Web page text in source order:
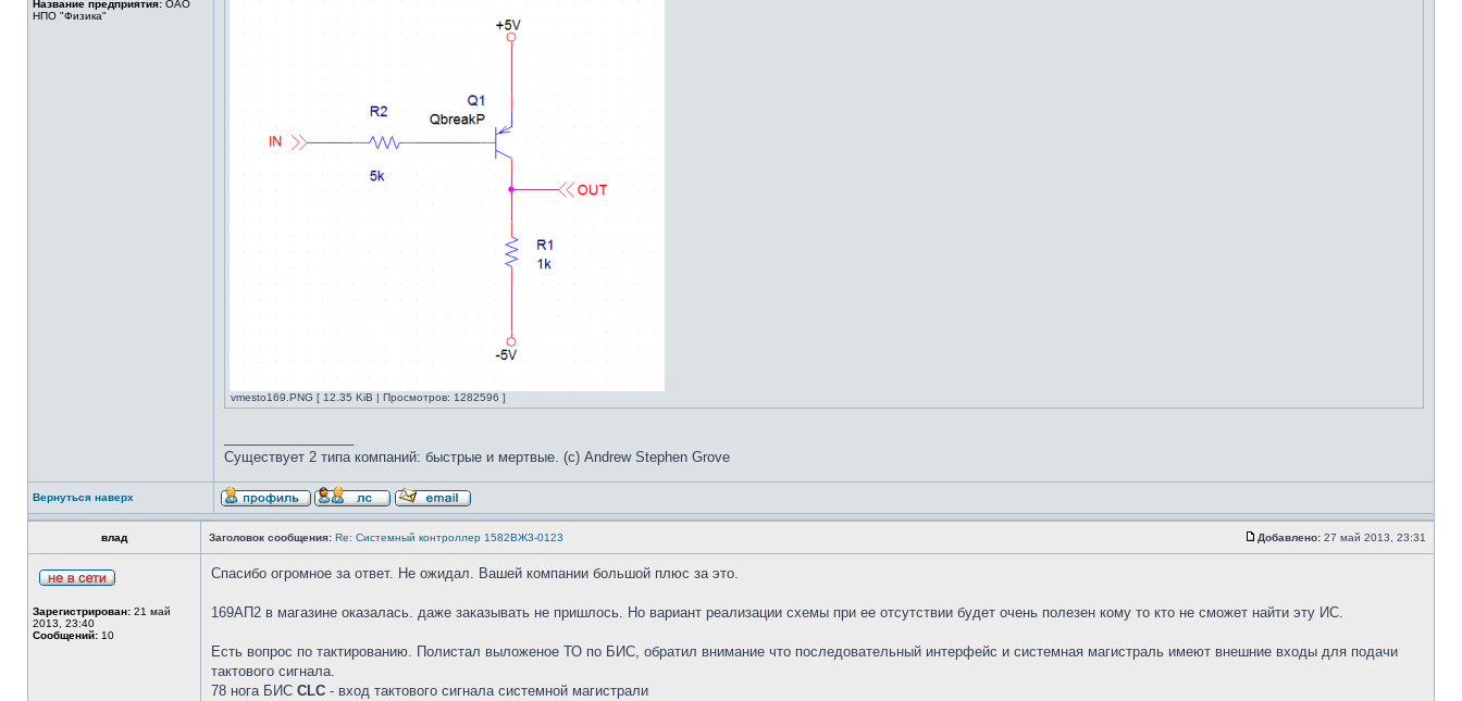
Название предприятия: ОАО
НПО "Физика"
vmesto169.PNG [ 12.35 KiB | Просмотров: 1282596 ]
Существует 2 типа компаний: быстрые и мертвые. (с) Andrew Stephen Grove
Вернуться наверх
влад Заголовок сообщения: Re: Системный контроллер 1582ВЖ3-0123 Добавлено: 27 май 2013, 23:31
Зарегистрирован: 21 май
2013, 23:40
Сообщений: 10
Спасибо огромное за ответ. Не ожидал. Вашей компании большой плюс за это.
169АП2 в магазине оказалась. даже заказывать не пришлось. Но вариант реализации схемы при ее отсутствии будет очень полезен кому то кто не сможет найти эту ИС.
Есть вопрос по тактированию. Полистал выложеное ТО по БИС, обратил внимание что последовательный интерфейс и системная магистраль имеют внешние входы для подачи
тактового сигнала.
78 нога БИС СLC - вход тактового сигнала системной магистрали